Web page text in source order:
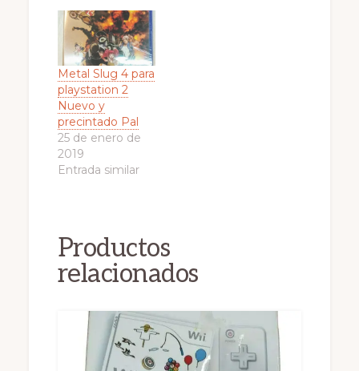
Metal Slug 4 para
playstation 2
Nuevo y
precintado Pal
25 de enero de
2019
Entrada similar
Productos
relacionados